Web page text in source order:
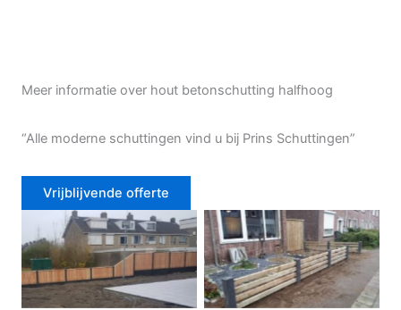
Meer informatie over hout betonschutting halfhoog
“Alle moderne schuttingen vind u bij Prins Schuttingen”
Vrijblijvende offerte
Douglas schutting Tuinhek voortuin